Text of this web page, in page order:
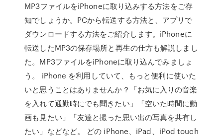
MP3ファイルをiPhoneに取り込みする方法をご存
知でしょうか。PCから転送する方法と、アプリで
ダウンロードする方法をご紹介します。iPhoneに
転送したMP3の保存場所と再生の仕方も解説しまし
た。MP3ファイルをiPhoneに取り込んでみましょ
う。 iPhone を利用していて、もっと便利に使いた
いと思うことはありませんか？「お気に入りの音楽
を入れて通勤時にでも聞きたい」「空いた時間に動
画も見たい」「友達と撮った思い出の写真を共有し
たい」などなど。 どの iPhone、iPad、iPod touch